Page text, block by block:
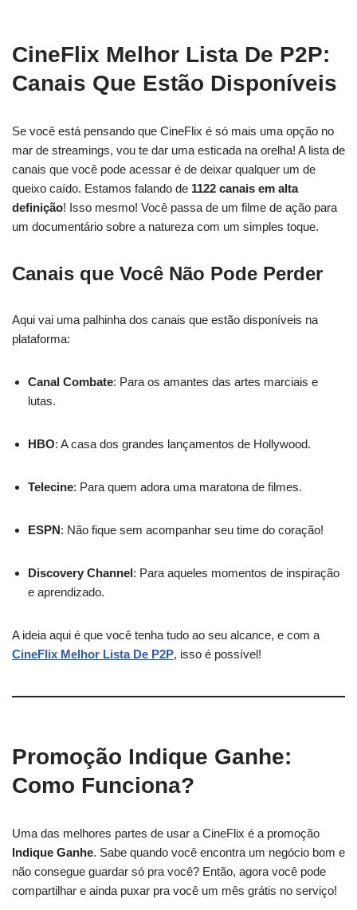
CineFlix Melhor Lista De P2P:
Canais Que Estão Disponíveis
Se você está pensando que CineFlix é só mais uma opção no
mar de streamings, vou te dar uma esticada na orelha! A lista de
canais que você pode acessar é de deixar qualquer um de
queixo caído. Estamos falando de 1122 canais em alta
definição! Isso mesmo! Você passa de um filme de ação para
um documentário sobre a natureza com um simples toque.
Canais que Você Não Pode Perder
Aqui vai uma palhinha dos canais que estão disponíveis na
plataforma:
Canal Combate: Para os amantes das artes marciais e
lutas.
HBO: A casa dos grandes lançamentos de Hollywood.
Telecine: Para quem adora uma maratona de filmes.
ESPN: Não fique sem acompanhar seu time do coração!
Discovery Channel: Para aqueles momentos de inspiração
e aprendizado.
A ideia aqui é que você tenha tudo ao seu alcance, e com a
CineFlix Melhor Lista De P2P, isso é possível!
Promoção Indique Ganhe:
Como Funciona?
Uma das melhores partes de usar a CineFlix é a promoção
Indique Ganhe. Sabe quando você encontra um negócio bom e
não consegue guardar só pra você? Então, agora você pode
compartilhar e ainda puxar pra você um mês grátis no serviço!